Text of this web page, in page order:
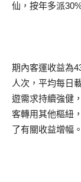
仙，按年多派
期內客運收益為
人次，平均每日
遊需求持續強健
客轉用其他樞紐
了有關收益增幅。